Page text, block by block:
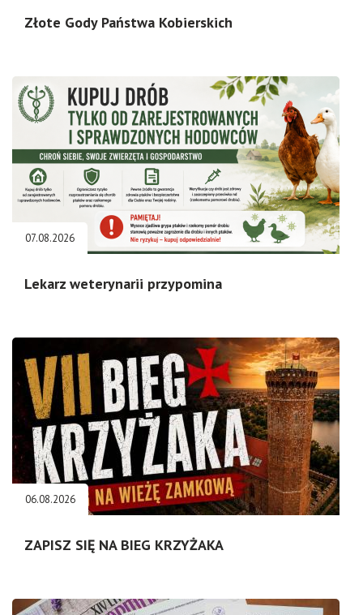
Złote Gody Państwa Kobierskich
07.08.2026
Lekarz weterynarii przypomina
06.08.2026
ZAPISZ SIĘ NA BIEG KRZYŻAKA